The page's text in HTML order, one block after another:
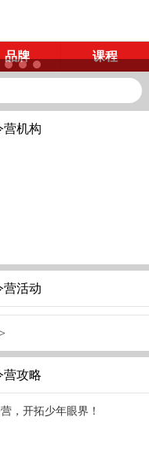
品牌 课程
营机构
营活动
营攻略
，开拓少年眼界！